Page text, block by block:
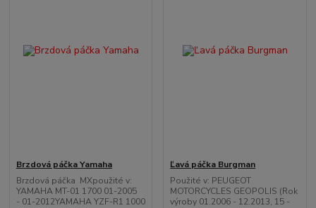
Brzdová páčka Yamaha
Brzdová páčka MXpoužité v:
YAMAHA MT-01 1700 01-2005
- 01-2012YAMAHA YZF-R1 1000
Ľavá páčka Burgman
Použité v: PEUGEOT
MOTORCYCLES GEOPOLIS (Rok
výroby 01.2006 - 12.2013, 15 -